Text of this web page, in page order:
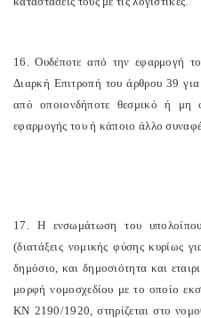
16. Ουδέποτε από την εφαρμογή
Διαρκή Επιτροπή του άρθρου 39
από οποιονδήποτε θεσμικό ή μη
εφαρμογής του ή κάποιο άλλο
17. Η ενσωμάτωση του
(διατάξεις νομικής φύσης κυρίως
δημόσιο, και δημοσιότητα και
μορφή νομοσχεδίου με το οποίο
ΚΝ 2190/1920, στηρίζεται στο